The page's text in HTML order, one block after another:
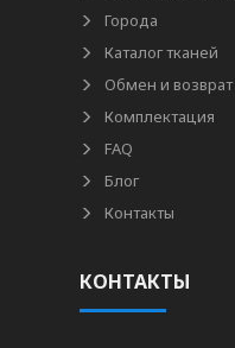
Города
Каталог тканей
Обмен и возврат
Комплектация
FAQ
Блог
Контакты
КОНТАКТЫ